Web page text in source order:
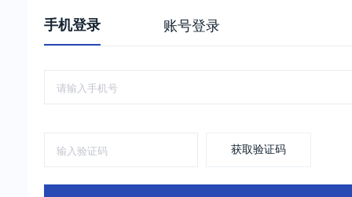
手机登录 账号登录
获取验证码